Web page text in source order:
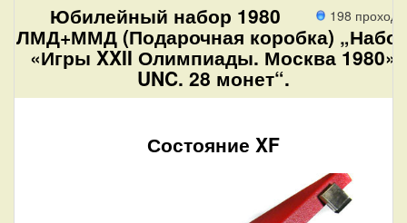
198
Юбилейный набор 1980
ЛМД+ММД (Подарочная коробка)
«Игры XXII Олимпиады. Москва 1980»
UNC. 28 монет“.
Состояние XF